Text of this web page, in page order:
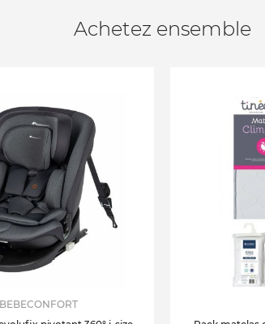
Achetez ensemble
BEBECONFORT